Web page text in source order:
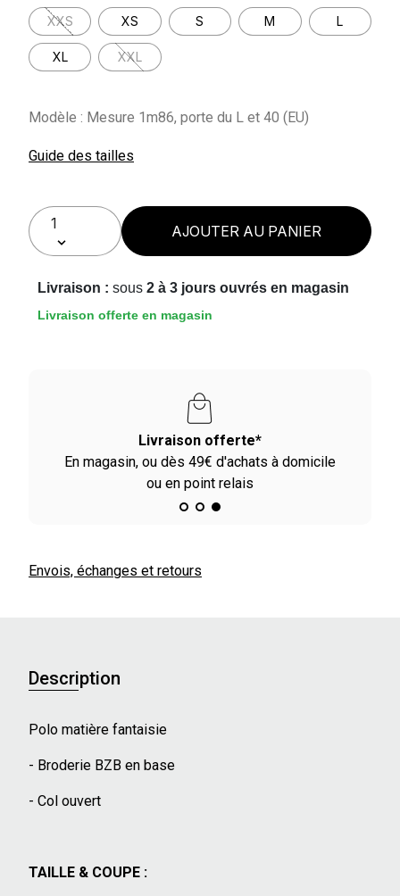
XXS XS S M L
XL XXL
Modèle : Mesure 1m86, porte du L et 40 (EU)
Guide des tailles
AJOUTER AU PANIER
Livraison : sous 2 à 3 jours ouvrés en magasin
Livraison offerte en magasin
Livraison offerte*
En magasin, ou dès 49€ d'achats à domicile
ou en point relais
Envois, échanges et retours
Description
Polo matière fantaisie
- Broderie BZB en base
- Col ouvert
TAILLE & COUPE :